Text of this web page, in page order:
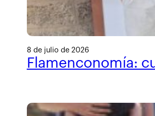
8 de julio de 2026
Flamenconomía: